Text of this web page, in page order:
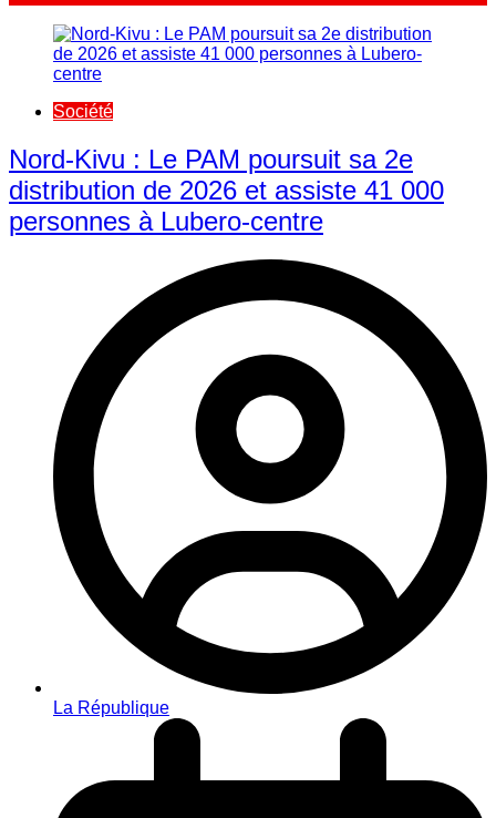
Société
Nord-Kivu : Le PAM poursuit sa 2e
distribution de 2026 et assiste 41 000
personnes à Lubero-centre
La République